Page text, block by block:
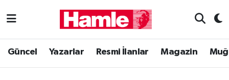
Güncel Yazarlar Resmi İlanlar Magazin
Güncel
Muğla Nöbetçi Eczaneler